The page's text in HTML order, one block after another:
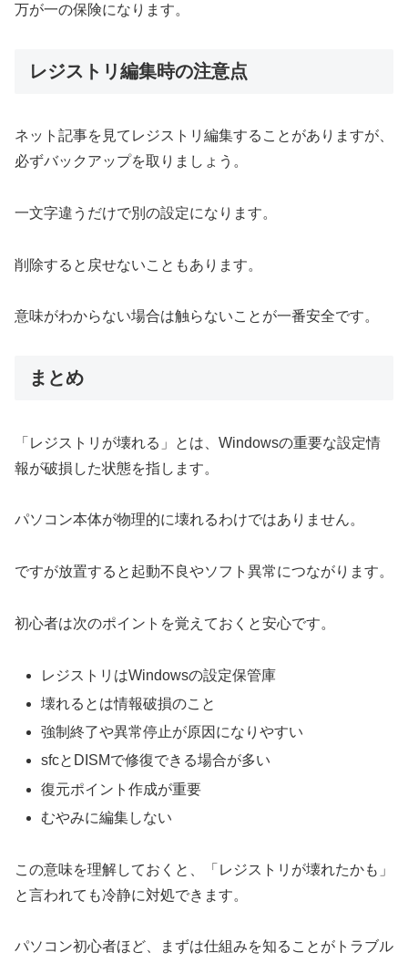
万が一の保険になります。
レジストリ編集時の注意点
ネット記事を見てレジストリ編集することがありますが、
必ずバックアップを取りましょう。
一文字違うだけで別の設定になります。
削除すると戻せないこともあります。
意味がわからない場合は触らないことが一番安全です。
まとめ
「レジストリが壊れる」とは、Windowsの重要な設定情
報が破損した状態を指します。
パソコン本体が物理的に壊れるわけではありません。
ですが放置すると起動不良やソフト異常につながります。
初心者は次のポイントを覚えておくと安心です。
レジストリはWindowsの設定保管庫
壊れるとは情報破損のこと
強制終了や異常停止が原因になりやすい
sfcとDISMで修復できる場合が多い
復元ポイント作成が重要
むやみに編集しない
この意味を理解しておくと、「レジストリが壊れたかも」
と言われても冷静に対処できます。
パソコン初心者ほど、まずは仕組みを知ることがトラブル